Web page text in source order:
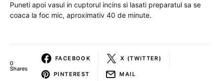
Puneti apoi vasul in cuptorul incins si lasati preparatul sa se
coaca la foc mic, aproximativ 40 de minute.
0
Shares
FACEBOOK X (TWITTER)
PINTEREST MAIL